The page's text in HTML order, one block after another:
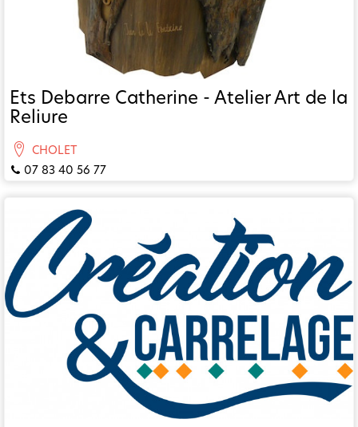
Ets Debarre Catherine - Atelier Art de la
Reliure
CHOLET
07 83 40 56 77